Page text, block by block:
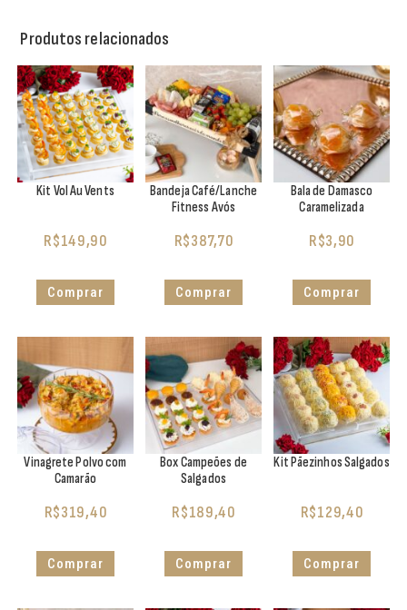
Produtos relacionados
Kit Vol Au Vents
R$149,90
Comprar
Bandeja Café/Lanche
Fitness Avós
R$387,70
Comprar
Bala de Damasco
Caramelizada
R$3,90
Comprar
Vinagrete Polvo com
Camarão
R$319,40
Comprar
Box Campeões de
Salgados
R$189,40
Comprar
Kit Pãezinhos Salgados
R$129,40
Comprar